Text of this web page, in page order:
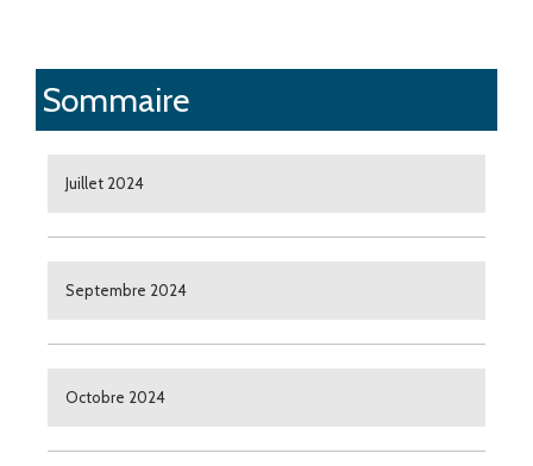
Sommaire
Juillet 2024
Septembre 2024
Octobre 2024